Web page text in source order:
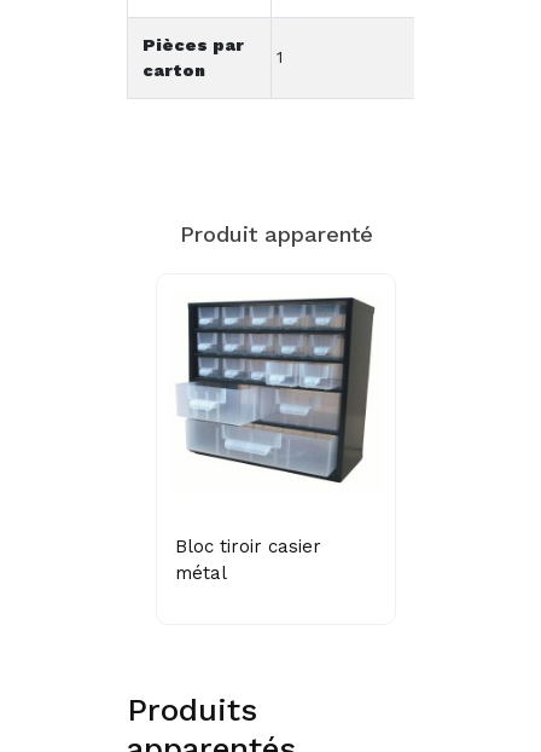
Pièces par
carton
1
Produit apparenté
Bloc tiroir casier
métal
Produits